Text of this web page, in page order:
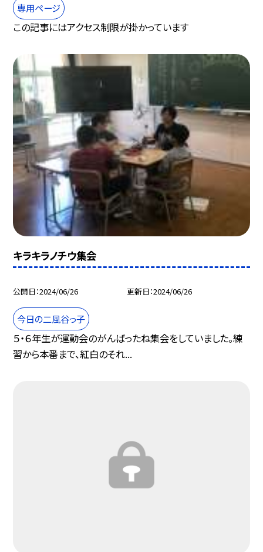
専用ページ
この記事にはアクセス制限が掛かっています
キラキラノチウ集会
公開日 2024/06/26 更新日 2024/06/26
今日の二風谷っ子
５・６年生が運動会のがんばったね集会をしていました。練
習から本番まで、紅白のそれ...